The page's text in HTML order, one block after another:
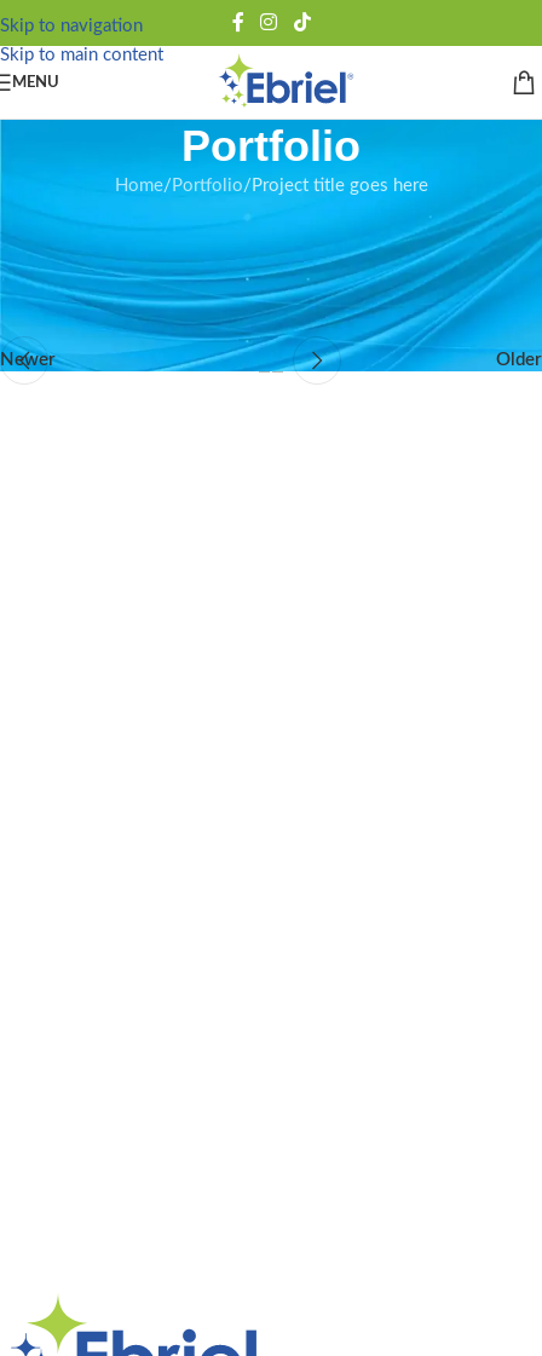
Skip to navigation
Skip to main content
MENU
Portfolio
Home Portfolio
Project title goes here
Lorem ipsum dolor sit amet, consectetur adipisicing elit. Proin nibh
augue, suscipit a, scelerisque sed, lacinia in, mi. Cras vel lorem.
Etiam pellentesque aliquet tellus.
Newer Older